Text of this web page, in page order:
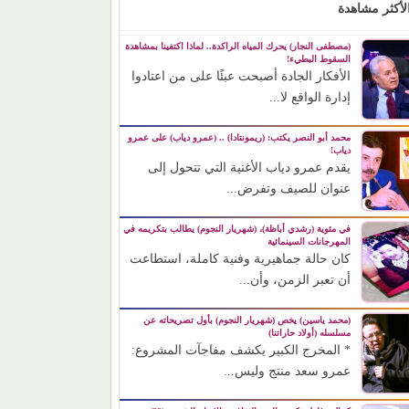
مشاهدة
(مصطفى النجار) يحرك المياه الراكدة.. لماذا اكتفينا بمشاهدة
السقوط البطيء!
الأفكار الجادة أصبحت عبئًا على من اعتادوا
إدارة الواقع لا...
محمد أبو النصر يكتب: (ريمونتادا) .. (عمرو دياب) على عمرو
دياب!
يقدم عمرو دياب الأغنية التي تتحول إلى
عنوان للصيف وتفرض...
في مئوية (رشدي أباظة)، (شهريار النجوم) يطالب بتكريمه في
المهرجانات السينمائية
كان حالة جماهيرية وفنية كاملة، استطاعت
أن تعبر الزمن، وأن...
(محمد ياسين) يخص (شهريار النجوم) بأول تصريحاته عن
مسلسله (أولاد حاراتنا)
* المخرج الكبير يكشف مفاجآت المشروع:
عمرو سعد منتج وليس...